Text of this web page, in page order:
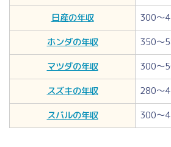
日産の年収
300～
ホンダの年収
350～
マツダの年収
300～
スズキの年収
280～
スバルの年収
300～